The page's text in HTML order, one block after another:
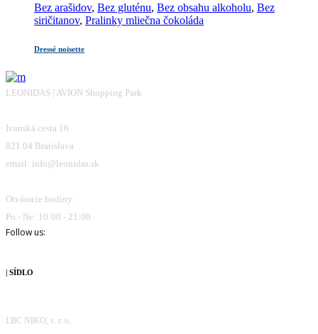
Bez arašidov, Bez gluténu, Bez obsahu alkoholu, Bez
siričitanov, Pralinky mliečna čokoláda
Dressé noisette
LEONIDAS | AVION Shopping Park
Ivanská cesta 16
821 04 Bratislava
email: info@leonidas.sk
Otváracie hodiny:
Po - Ne: 10:00 - 21:00
Follow us:
| SÍDLO
LBC NIKO, s. r. o.